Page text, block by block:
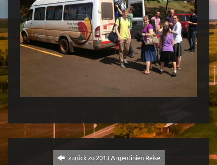
zurück zu 2013 Argentinien Reise